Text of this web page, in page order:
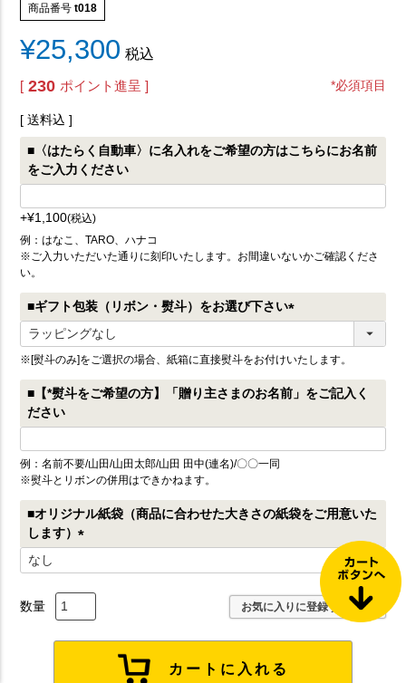
商品番号 t018
¥25,300 税込
[ 230 ポイント進呈 ] *必須項目
送料込
■〈はたらく自動車〉に名入れをご希望の方はこちらにお名前
をご入力ください
+¥1,100 税込
例：はなこ、TARO、ハナコ
※ご入力いただいた通りに刻印いたします。お間違いないかご確認くださ
い。
■ギフト包装（リボン・熨斗）をお選び下さい
必
須
)
※[熨斗のみ]をご選択の場合、紙箱に直接熨斗をお付けいたします。
■【*熨斗をご希望の方】「贈り主さまのお名前」をご記入く
ださい
例：名前不要/山田/山田太郎/山田 田中(連名)/〇〇一同
※熨斗とリボンの併用はできかねます。
■オリジナル紙袋（商品に合わせた大きさの紙袋をご用意いた
します）
必
須
お気に入りに登録する
カートに入れる